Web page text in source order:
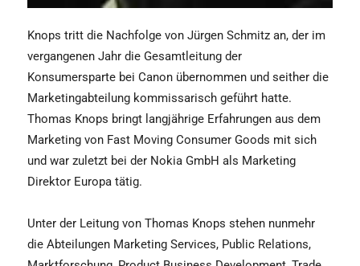
Knops tritt die Nachfolge von Jürgen Schmitz an, der im
vergangenen Jahr die Gesamtleitung der
Konsumersparte bei Canon übernommen und seither die
Marketingabteilung kommissarisch geführt hatte.
Thomas Knops bringt langjährige Erfahrungen aus dem
Marketing von Fast Moving Consumer Goods mit sich
und war zuletzt bei der Nokia GmbH als Marketing
Direktor Europa tätig.
Unter der Leitung von Thomas Knops stehen nunmehr
die Abteilungen Marketing Services, Public Relations,